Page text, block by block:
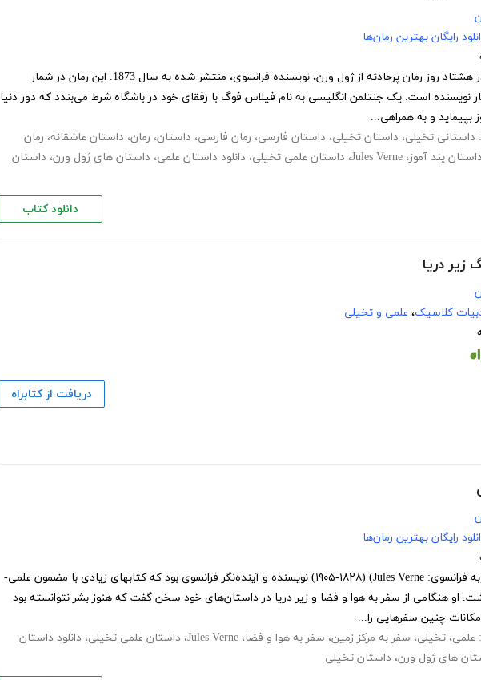
رایگان بهترین رمان‌ها
دور دنیا در هشتاد روز رمان پرحادثه از ژول ورن، نویسنده فرانسوی، منتشر شده به سال 1873. این رمان در شمار
نویسنده است. یک جنتلمن انگلیسی به نام فیلاس فوگ با رفقای خود در باشگاه شرط می‌بندد که دور دنیا
داستانی تخیلی، داستان تخیلی، داستان فارسی، رمان فارسی، داستان، رمان، داستان عاشقانه، رمان
داستان پند آموز، Jules Verne، داستان علمی تخیلی، دانلود داستان علمی، داستان های ژول ورن، داستان
دانلود کتاب
زیر دریا
کلاسیک، علمی و تخیلی
دریافت از کتابراه
رایگان بهترین رمان‌ها
ژول ورن (به فرانسوی: Jules Verne) (۱۹۰۵-۱۸۲۸) نویسنده و آینده‌نگر فرانسوی بود که کتابهای زیادی با مضمون علمی-
او هنگامی از سفر به هوا و فضا و زیر دریا در داستان‌های خود سخن گفت که هنوز بشر نتوانسته بود
چنین سفرهایی را...
علمی، تخیلی، سفر به مرکز زمین، سفر به هوا و فضا، Jules Verne، داستان علمی تخیلی، دانلود داستان
های ژول ورن، داستان تخیلی